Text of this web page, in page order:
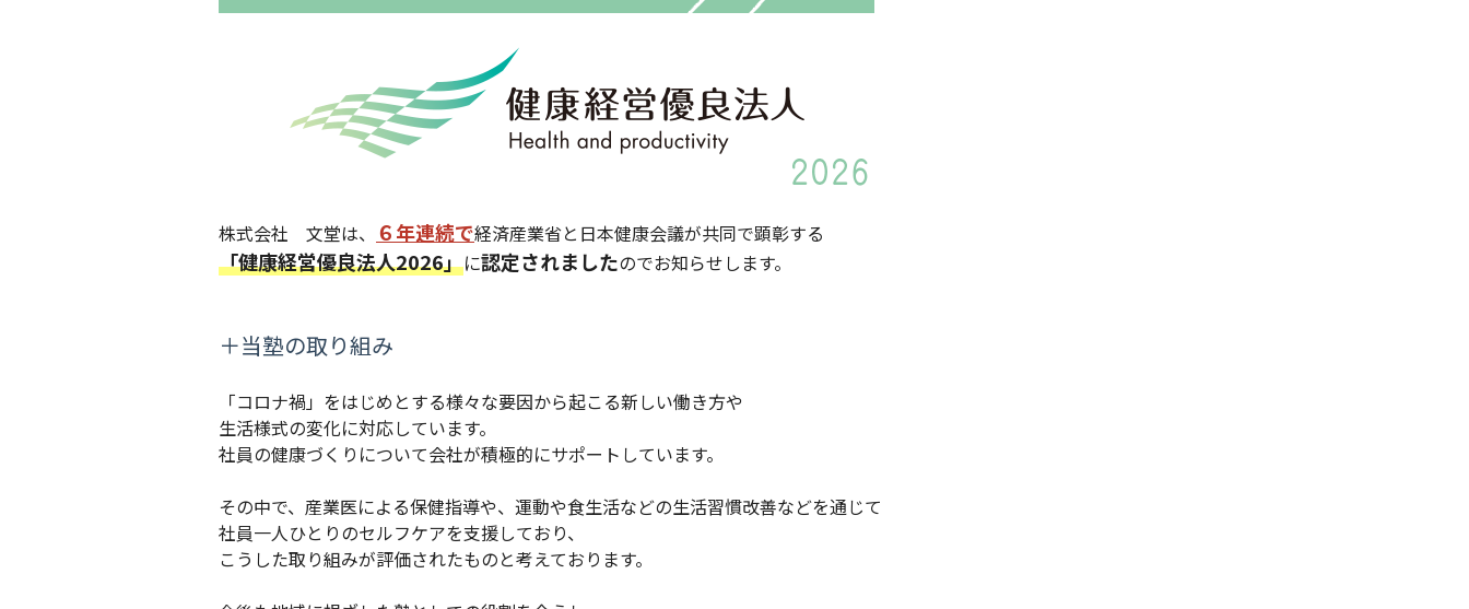
株式会社 文堂は、 ６年連続で経済産業省と日本健康会議が共同で顕彰する
「健康経営優良法人2026」に認定されましたのでお知らせします。
＋当塾の取り組み
「コロナ禍」をはじめとする様々な要因から起こる新しい働き方や
生活様式の変化に対応しています。
社員の健康づくりについて会社が積極的にサポートしています。
その中で、産業医による保健指導や、運動や食生活などの生活習慣改善などを通じて
社員一人ひとりのセルフケアを支援しており、
こうした取り組みが評価されたものと考えております。